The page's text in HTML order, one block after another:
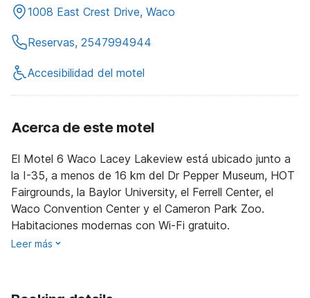
1008 East Crest Drive, Waco
Reservas, 2547994944
Accesibilidad del motel
Acerca de este motel
El Motel 6 Waco Lacey Lakeview está ubicado junto a
la I-35, a menos de 16 km del Dr Pepper Museum, HOT
Fairgrounds, la Baylor University, el Ferrell Center, el
Waco Convention Center y el Cameron Park Zoo.
Habitaciones modernas con Wi-Fi gratuito.
Leer más